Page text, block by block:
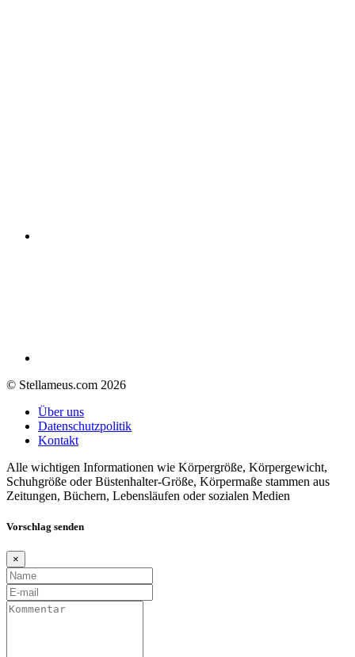
© Stellameus.com 2026
Über uns
Datenschutzpolitik
Kontakt
Alle wichtigen Informationen wie Körpergröße, Körpergewicht,
Schuhgröße oder Büstenhalter-Größe, Körpermaße stammen aus
Zeitungen, Büchern, Lebensläufen oder sozialen Medien
Vorschlag senden
×